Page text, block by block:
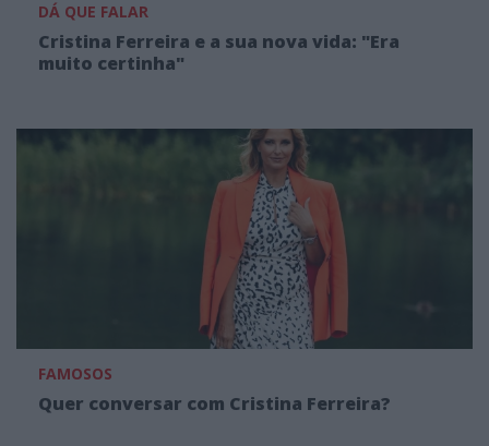
DÁ QUE FALAR
Cristina Ferreira e a sua nova vida: "Era
muito certinha"
FAMOSOS
Quer conversar com Cristina Ferreira?